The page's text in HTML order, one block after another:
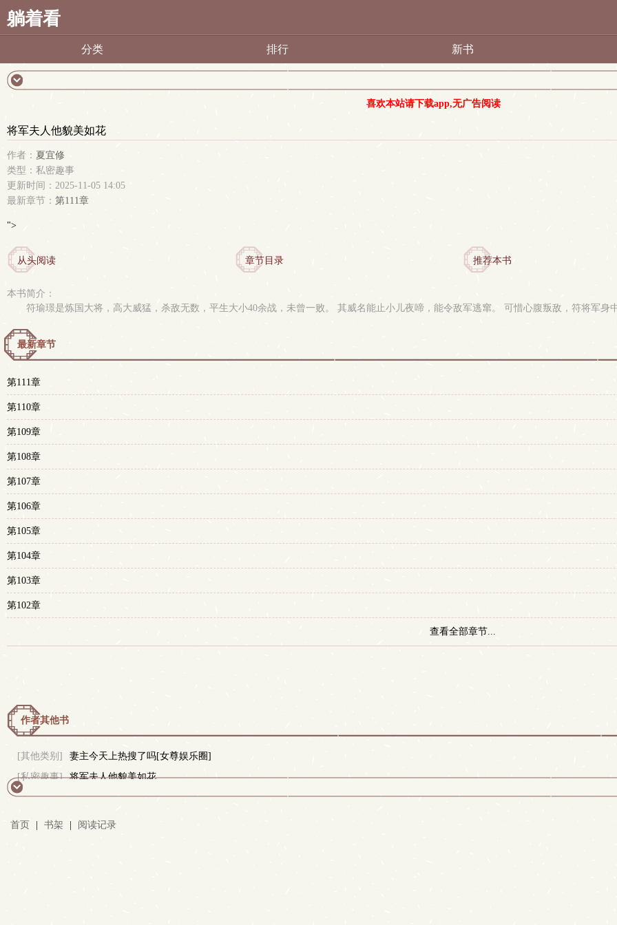
躺着看
分类 排行 新书
喜欢本站请下载app,无广告阅读
将军夫人他貌美如花
作者： 夏宜修
类型：私密趣事
更新时间：2025-11-05 14:05
最新章节： 第111章
">
从头阅读 章节目录 推荐本书
本书简介：
符瑜璟是炼国大将，高大威猛，杀敌无数，平生大小40余战，未曾一败。 其威名能止小儿夜啼，能令敌军逃窜。 可惜心腹叛敌，符将军
最新章节
第111章
第110章
第109章
第108章
第107章
第106章
第105章
第104章
第103章
第102章
查看全部章节...
作者其他书
[其他类别]
妻主今天上热搜了吗[女尊娱乐圈]
[私密趣事]
将军夫人他貌美如花
首页 书架 阅读记录